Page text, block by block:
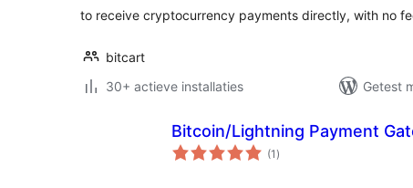
to receive cryptocurrency payments directly, with no
bitcart
30+ actieve installaties
Getest
Bitcoin/Lightning Payment
(1 totaal
waarderingen
)